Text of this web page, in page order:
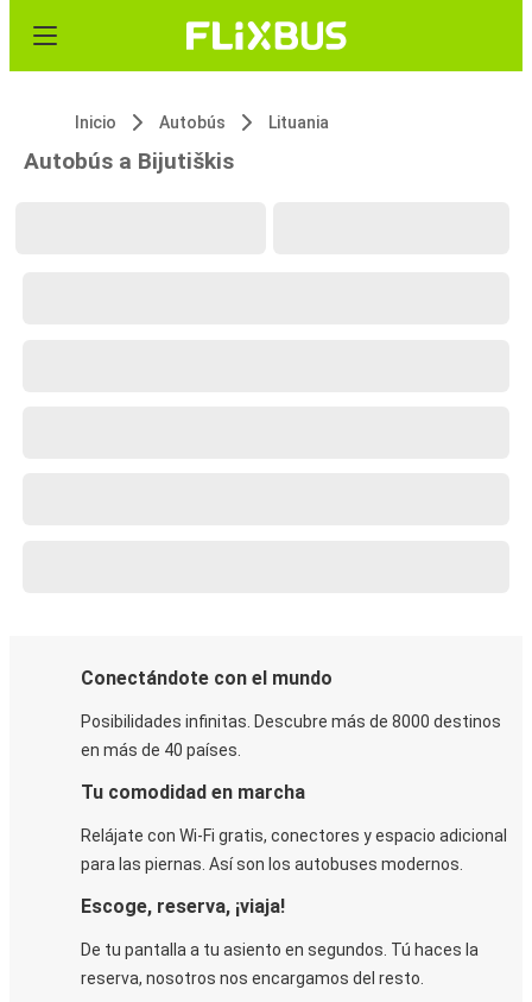
Inicio Autobús Lituania
Autobús a Bijutiškis
Conectándote con el mundo
Posibilidades infinitas. Descubre más de 8000 destinos
en más de 40 países.
Tu comodidad en marcha
Relájate con Wi-Fi gratis, conectores y espacio adicional
para las piernas. Así son los autobuses modernos.
Escoge, reserva, ¡viaja!
De tu pantalla a tu asiento en segundos. Tú haces la
reserva, nosotros nos encargamos del resto.